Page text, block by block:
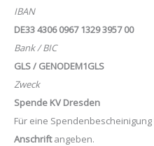
IBAN
DE33 4306 0967 1329 3957 00
Bank / BIC
GLS / GENODEM1GLS
Zweck
Spende KV Dresden
Für eine Spendenbescheinigung
Anschriftangeben.